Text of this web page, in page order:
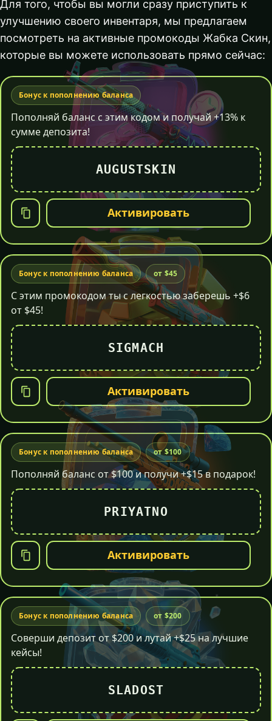
Для того, чтобы вы могли сразу приступить к
улучшению своего инвентаря, мы предлагаем
посмотреть на активные промокоды Жабка Скин,
которые вы можете использовать прямо сейчас:
Бонус к пополнению баланса
Пополняй баланс с этим кодом и получай +13% к
сумме депозита!
AUGUSTSKIN
Активировать
Бонус к пополнению баланса от $45
С этим промокодом ты с легкостью заберешь +$6
от $45!
SIGMACH
Активировать
Бонус к пополнению баланса от $100
Пополняй баланс от $100 и получи +$15 в подарок!
PRIYATNO
Активировать
Бонус к пополнению баланса от $200
Соверши депозит от $200 и лутай +$25 на лучшие
кейсы!
SLADOST